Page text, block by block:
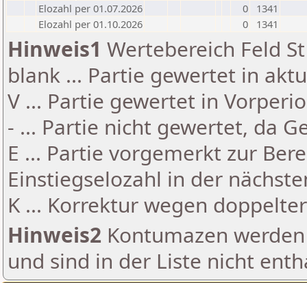
Elozahl per 01.07.2026
0
1341
Elozahl per 01.10.2026
0 1341
Hinweis1 Wertebereich Feld
blank ... Partie gewertet in
V ... Partie gewertet in
- ... Partie nicht gewertet, da
E ... Partie vorgemerkt zur
Einstiegselozahl in der
K ... Korrektur wegen
Hinweis2 Kontumazen
und sind in der Liste nicht